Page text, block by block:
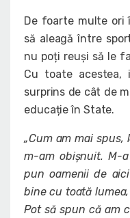
De foarte multe ori
să aleagă între
nu poți reuși să le
Cu toate acestea,
surprins de cât de
educație în State.
„Cum am mai
m-am obișnuit. M-
pun oamenii de
bine cu toată
Pot să spun că am